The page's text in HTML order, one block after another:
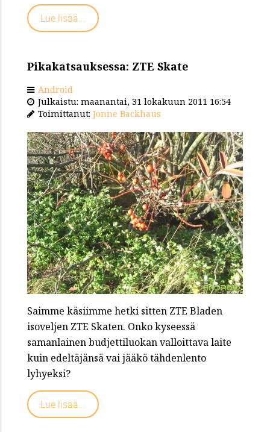
Lue lisää...
Pikakatsauksessa: ZTE Skate
Android
Julkaistu: maanantai, 31 lokakuun 2011 16:54
Toimittanut: Jonne Backhaus
Saimme käsiimme hetki sitten ZTE Bladen
isoveljen ZTE Skaten. Onko kyseessä
samanlainen budjettiluokan valloittava laite
kuin edeltäjänsä vai jääkö tähdenlento
lyhyeksi?
Lue lisää...